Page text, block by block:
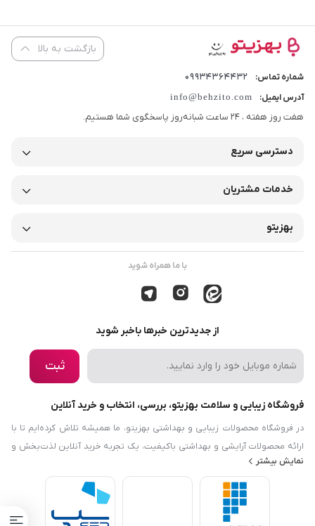
بازگشت به بالا
شماره تماس: 09934364432
آدرس ایمیل: info@behzito.com
هفت روز هفته ، 24 ساعت شبانه‌روز پاسخگوی شما هستیم.
دسترسی سریع
خدمات مشتریان
بهزیتو
با ما همراه شوید
از جدیدترین خبرها باخبر شوید
ثبت
فروشگاه زیبایی و سلامت بهزیتو، بررسی، انتخاب و خرید آنلاین
در فروشگاه محصولات زیبایی و بهداشتی بهزیتو، ما همیشه تلاش کرده‌ایم تا با
ارائه محصولات آرایشی و بهداشتی باکیفیت، یک تجربه خرید آنلاین لذت‌بخش و
رضایت‌بخش را برایتان فراهم کنیم. هدف ما این است که نیازها و دانش مرتبط با
زیبایی، بهداشت و سلامت را در دسترس شما قرار دهیم. فروشگاه محصولات
زیبایی و بهداشتی بهزیتو نه‌تنها در زمینه محصولات آرایشی و بهداشتی فعالیت
می‌کند، بلکه با معرفی محصولات حوزه سلامت و محصولات ارگانیک، سعی دارد
نمایش بیشتر